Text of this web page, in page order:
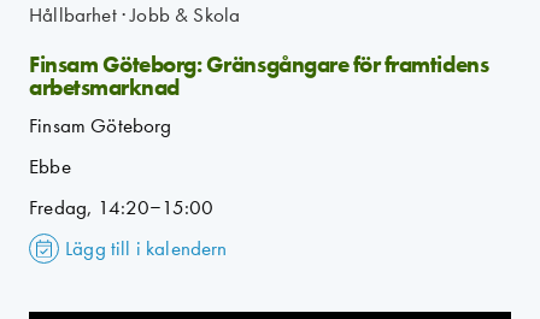
Hållbarhet·Jobb & Skola
Finsam Göteborg: Gränsgångare för framtidens
arbetsmarknad
Finsam Göteborg
Ebbe
Fredag, 14:20–15:00
Lägg till i kalendern